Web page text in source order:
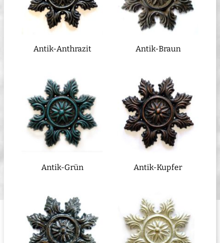
Antik-Anthrazit Antik-Braun
Antik-Grün Antik-Kupfer